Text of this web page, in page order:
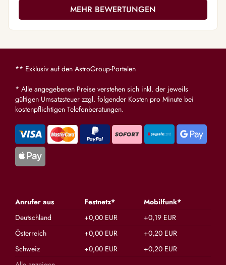
MEHR BEWERTUNGEN
** Exklusiv auf den AstroGroup-Portalen
* Alle angegebenen Preise verstehen sich inkl. der jeweils
gültigen Umsatzsteuer zzgl. folgender Kosten pro Minute bei
kostenpflichtigen Telefonberatungen.
Anrufer aus Festnetz*
Mobilfunk*
Deutschland
+0,00 EUR
+0,19 EUR
Österreich
+0,00 EUR
+0,20 EUR
Schweiz
+0,00 EUR
+0,20 EUR